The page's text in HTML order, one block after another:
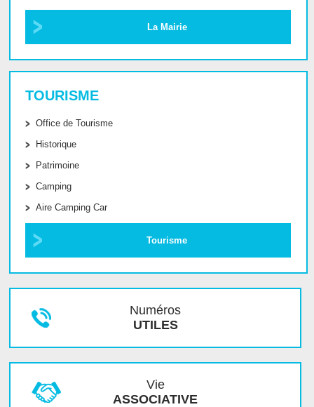
La Mairie
TOURISME
Office de Tourisme
Historique
Patrimoine
Camping
Aire Camping Car
Tourisme
Numéros
UTILES
Vie
ASSOCIATIVE